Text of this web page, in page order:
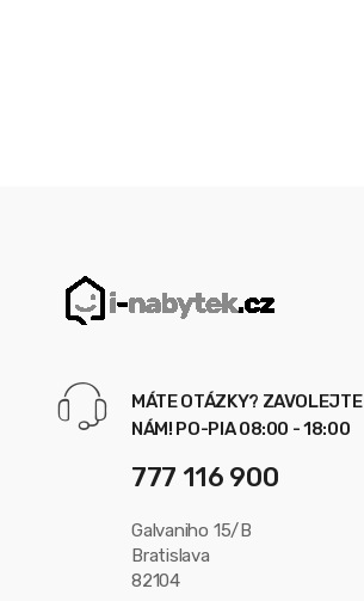
MÁTE OTÁZKY? ZAVOLEJTE
NÁM! PO-PIA 08:00 - 18:00
777 116 900
Galvaniho 15/B
Bratislava
82104